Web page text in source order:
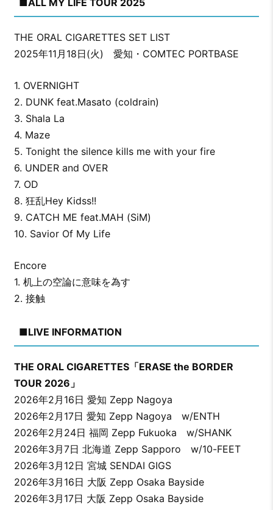
■ALL MY LIFE TOUR 2025
THE ORAL CIGARETTES SET LIST
2025年11月18日(火) 愛知・COMTEC PORTBASE
1. OVERNIGHT
2. DUNK feat.Masato (coldrain)
3. Shala La
4. Maze
5. Tonight the silence kills me with your fire
6. UNDER and OVER
7. OD
8. 狂乱Hey Kidss!!
9. CATCH ME feat.MAH (SiM)
10. Savior Of My Life
Encore
1. 机上の空論に意味を為す
2. 接触
■LIVE INFORMATION
THE ORAL CIGARETTES「ERASE the BORDER
TOUR 2026」
2026年2月16日 愛知 Zepp Nagoya
2026年2月17日 愛知 Zepp Nagoya w/ENTH
2026年2月24日 福岡 Zepp Fukuoka w/SHANK
2026年3月7日 北海道 Zepp Sapporo w/10-FEET
2026年3月12日 宮城 SENDAI GIGS
2026年3月16日 大阪 Zepp Osaka Bayside
2026年3月17日 大阪 Zepp Osaka Bayside